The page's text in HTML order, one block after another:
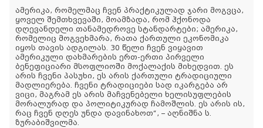
ამერიკა, რომელმაც ჩვენ პრაქტიკულად ჯარი მოგვცა,
ყოველ შემთხვევაში, მოამზადა, რომ ჰქონოდა
დღევანდელი თანამედროვე სტანდარტები; ამერიკა,
რომელიც მოგვეხმარა, რათა ქართული ეკონომიკა
იყოს თავის ადგილას. 30 წელი ჩვენ ვიყავით
ამერიკული დახმარების ერთ-ერთი პირველი
ბენეფიციარი მსოფლიოში მოქალაქის მიხედვით. ეს
არის ჩვენი პასუხი, ეს არის ქართული ტრადიციული
მადლიერება. ჩვენი ტრადიციები სად იკარგება არ
ვიცი, მაგრამ ეს არის მაჩვენებელი ხელისუფლების
მორალურად და პოლიტიკურად ჩამოშლის. ეს არის ის,
რაც ჩვენ დღეს უნდა დავინახოთ“, – აღნიშნა ს.
ზურაბიშვილმა.